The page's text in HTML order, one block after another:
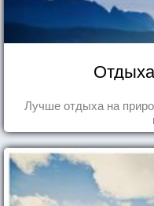
Лучше отдыха на